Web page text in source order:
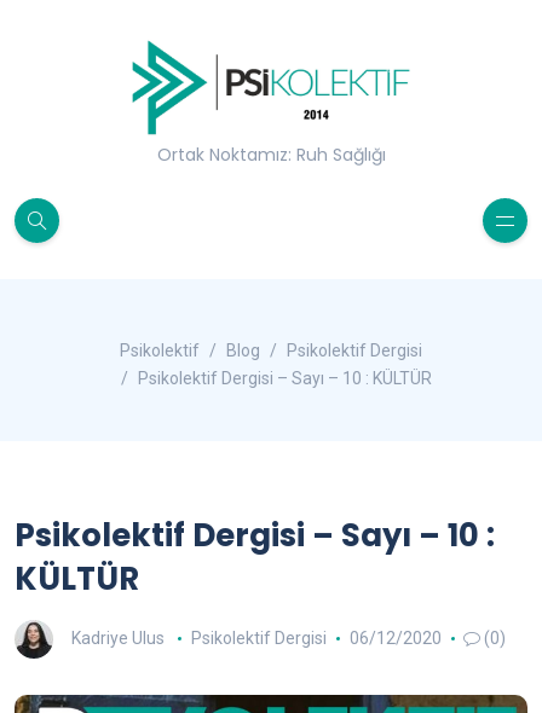
Ortak Noktamız: Ruh Sağlığı
Psikolektif Blog
Psikolektif Dergisi
Psikolektif Dergisi – Sayı – 10 : KÜLTÜR
Psikolektif Dergisi – Sayı – 10 :
KÜLTÜR
Kadriye Ulus Psikolektif Dergisi 06/12/2020 (0)